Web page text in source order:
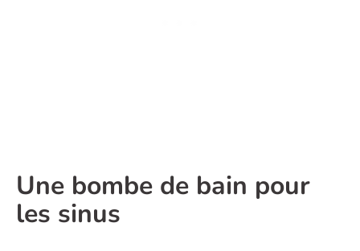
Une bombe de bain pour
les sinus